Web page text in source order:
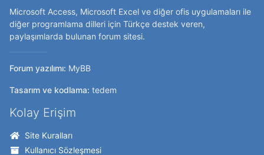
Microsoft Access, Microsoft Excel ve diğer ofis uygulamaları ile
diğer programlama dilleri için Türkçe destek veren,
paylaşımlarda bulunan forum sitesi.
Forum yazılımı: MyBB
Tasarım ve kodlama: tedem
Kolay Erişim
Site Kuralları
Kullanıcı Sözleşmesi